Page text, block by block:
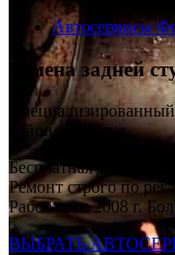
Автосервисы
Замена задней
районе Москвы
Бесплатная
Ремонт строго по
Работаем с 2008 г.
ВЫБРАТЬ